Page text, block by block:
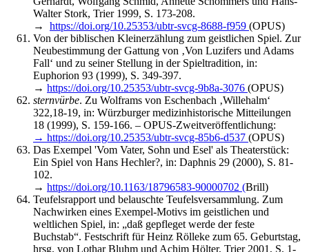
Walter Stork, Trier 1999, S. 173-208.
→ https://doi.org/10.25353/ubtr-svcg-8688-f959 (OPUS)
Von der biblischen Kleinerzählung zum geistlichen Spiel. Zur
Neubestimmung der Gattung von ‚Von Luzifers und Adams
Fall‘ und zu seiner Stellung in der Spieltradition, in:
Euphorion 93 (1999), S. 349-397.
→ https://doi.org/10.25353/ubtr-svcg-9b8a-3076 (OPUS)
sternvürbe. Zu Wolframs von Eschenbach ‚Willehalm‘
322,18-19, in: Würzburger medizinhistorische Mitteilungen
18 (1999), S. 159-166. – OPUS-Zweitveröffentlichung:
→ https://doi.org/10.25353/ubtr-svcg-85b6-d537 (OPUS)
Das Exempel 'Vom Vater, Sohn und Esel' als Theaterstück:
Ein Spiel von Hans Hechler?, in: Daphnis 29 (2000), S. 81-
102.
→ https://doi.org/10.1163/18796583-90000702 (Brill)
Teufelsrapport und belauschte Teufelsversammlung. Zum
Nachwirken eines Exempel-Motivs im geistlichen und
weltlichen Spiel, in: „daß gepfleget werde der feste
Buchstab“. Festschrift für Heinz Rölleke zum 65. Geburtstag,
hrsg. von Lothar Bluhm und Achim Hölter, Trier 2001, S. 1-